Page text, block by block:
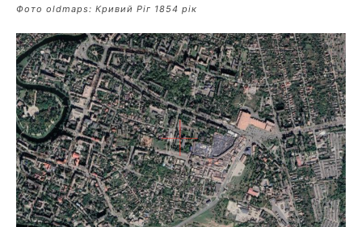
Фото oldmaps: Кривий Ріг 1854 рік